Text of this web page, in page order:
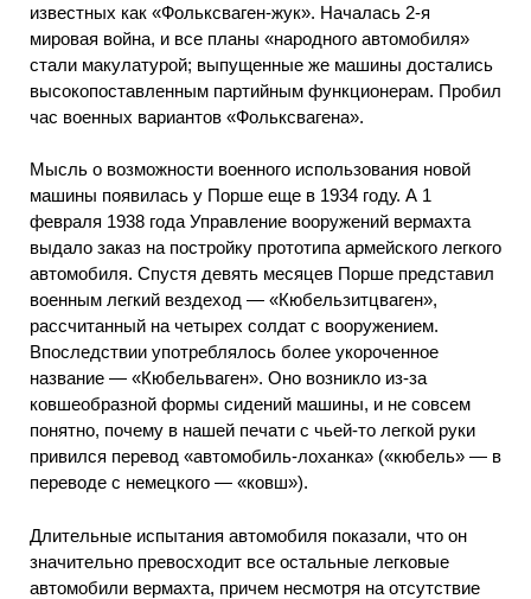
известных как «Фольксваген-жук». Началась 2-я
мировая война, и все планы «народного автомобиля»
стали макулатурой; выпущенные же машины достались
высокопоставленным партийным функционерам. Пробил
час военных вариантов «Фольксвагена».
Мысль о возможности военного использования новой
машины появилась у Порше еще в 1934 году. А 1
февраля 1938 года Управление вооружений вермахта
выдало заказ на постройку прототипа армейского легкого
автомобиля. Спустя девять месяцев Порше представил
военным легкий вездеход — «Кюбельзитцваген»,
рассчитанный на четырех солдат с вооружением.
Впоследствии употреблялось более укороченное
название — «Кюбельваген». Оно возникло из-за
ковшеобразной формы сидений машины, и не совсем
понятно, почему в нашей печати с чьей-то легкой руки
привился перевод «автомобиль-лоханка» («кюбель» — в
переводе с немецкого — «ковш»).
Длительные испытания автомобиля показали, что он
значительно превосходит все остальные легковые
автомобили вермахта, причем несмотря на отсутствие